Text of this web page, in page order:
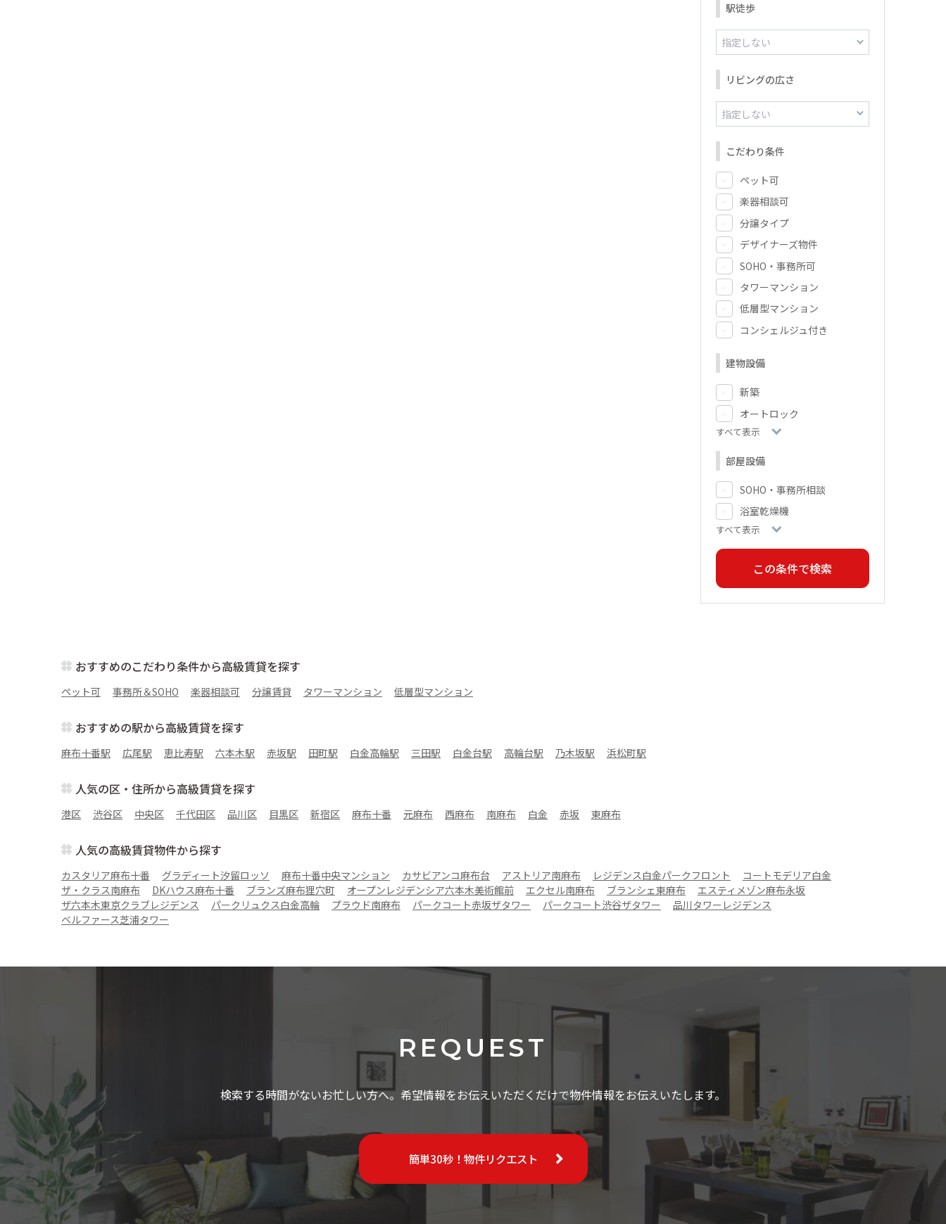
駅徒歩
リビングの広さ
こだわり条件
ペット可
楽器相談可
分譲タイプ
デザイナーズ物件
SOHO・事務所可
タワーマンション
低層型マンション
コンシェルジュ付き
建物設備
新築
オートロック
すべて表示
部屋設備
SOHO・事務所相談
浴室乾燥機
すべて表示
おすすめのこだわり条件から高級賃貸を探す
ペット可 事務所＆SOHO 楽器相談可 分譲賃貸 タワーマンション 低層型マンション
おすすめの駅から高級賃貸を探す
麻布十番駅 広尾駅 恵比寿駅 六本木駅 赤坂駅 田町駅 白金高輪駅 三田駅 白金台駅 高輪台駅 乃木坂駅 浜松町駅
人気の区・住所から高級賃貸を探す
港区 渋谷区 中央区 千代田区 品川区 目黒区 新宿区 麻布十番 元麻布 西麻布 南麻布 白金 赤坂 東麻布
人気の高級賃貸物件から探す
カスタリア麻布十番 グラディート汐留ロッソ 麻布十番中央マンション カサビアンコ麻布台 アストリア南麻布 レジデンス白金パークフロント
コートモデリア白金
ザ・クラス南麻布
DKハウス麻布十番 ブランズ麻布狸穴町 オープンレジデンシア六本木美術館前 エクセル南麻布 ブランシェ東麻布
エスティメゾン麻布永坂
ザ六本木東京クラブレジデンス
パークリュクス白金高輪 プラウド南麻布 パークコート赤坂ザタワー パークコート渋谷ザタワー
品川タワーレジデンス
ベルファース芝浦タワー
REQUEST
検索する時間がないお忙しい方へ。希望情報をお伝えいただくだけで物件情報をお伝えいたします。
簡単30秒！物件リクエスト